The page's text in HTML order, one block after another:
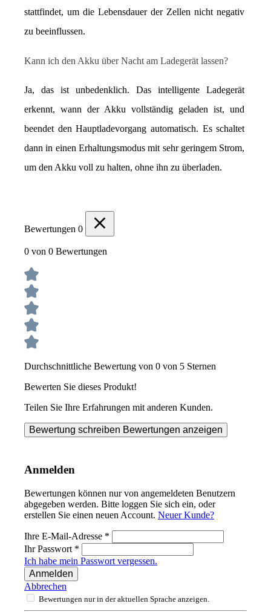
stattfindet, um die Lebensdauer der Zellen nicht negativ
zu beeinflussen.
Kann ich den Akku über Nacht am Ladegerät lassen?
Ja, das ist unbedenklich. Das intelligente Ladegerät
erkennt, wann der Akku vollständig geladen ist, und
beendet den Hauptladevorgang automatisch. Es schaltet
dann in einen Erhaltungsmodus mit sehr geringem Strom,
um den Akku voll zu halten, ohne ihn zu überladen.
Bewertungen 0
0 von 0 Bewertungen
Durchschnittliche Bewertung von 0 von 5 Sternen
Bewerten Sie dieses Produkt!
Teilen Sie Ihre Erfahrungen mit anderen Kunden.
Bewertung schreiben Bewertungen anzeigen
Anmelden
Bewertungen können nur von angemeldeten Benutzern
abgegeben werden. Bitte loggen Sie sich ein, oder
erstellen Sie einen neuen Account. Neuer Kunde?
Ihre E-Mail-Adresse *
Ihr Passwort *
Ich habe mein Passwort vergessen.
Anmelden
Abbrechen
Bewertungen nur in der aktuellen Sprache anzeigen.